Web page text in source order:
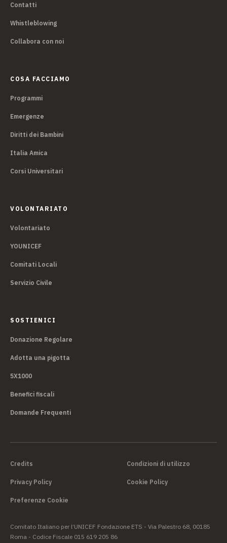
Contatti
Whistleblowing
Collabora con noi
COSA FACCIAMO
Programmi
Emergenze
Diritti dei Bambini
Italia Amica
Corsi Universitari
VOLONTARIATO
Volontariato
YOUNICEF
Comitati Locali
Servizio Civile
SOSTIENICI
Donazione Regolare
Adotta una pigotta
5X1000
Benefici fiscali
Domande Frequenti
Credits Condizioni di utilizzo
Privacy Policy Cookie Policy
Preferenze Cookie
Comitato Italiano per l’UNICEF Fondazione ETS - Via Palestro 68, 00185
Roma - Codice Fiscale 015 619 205 86